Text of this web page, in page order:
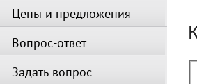
Цены и предложения
Вопрос-ответ
Задать вопрос